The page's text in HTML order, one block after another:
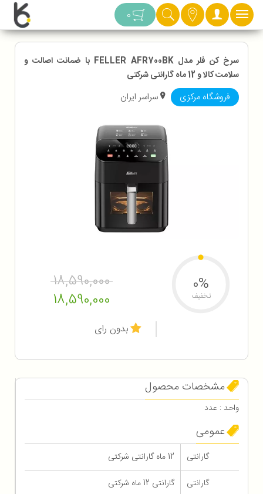
دسته بندی 0
سرخ کن فلر مدل FELLER AFR700BK با ضمانت اصالت و
سلامت کالا و 12 ماه گارانتی شرکتی
فروشگاه مرکزی سراسر ایران
18,590,000
18,590,000
0%
تخفیف
بدون رای
مشخصات محصول
واحد : عدد
عمومی
گارانتی
12 ماه گارانتی شرکتی
گارانتی
گارانتی 12 ماه شرکتی